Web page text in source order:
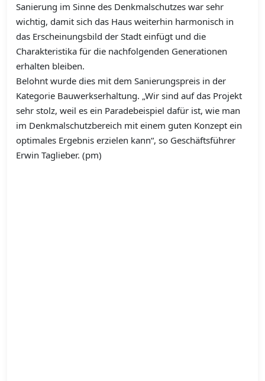
Sanierung im Sinne des Denkmalschutzes war sehr
wichtig, damit sich das Haus weiterhin harmonisch in
das Erscheinungsbild der Stadt einfügt und die
Charakteristika für die nachfolgenden Generationen
erhalten bleiben.
Belohnt wurde dies mit dem Sanierungspreis in der
Kategorie Bauwerkserhaltung. „Wir sind auf das Projekt
sehr stolz, weil es ein Paradebeispiel dafür ist, wie man
im Denkmalschutzbereich mit einem guten Konzept ein
optimales Ergebnis erzielen kann“, so Geschäftsführer
Erwin Taglieber. (pm)